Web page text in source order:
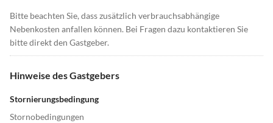
Bitte beachten Sie, dass zusätzlich verbrauchsabhängige
Nebenkosten anfallen können. Bei Fragen dazu kontaktieren Sie
bitte direkt den Gastgeber.
Hinweise des Gastgebers
Stornierungsbedingung
Stornobedingungen